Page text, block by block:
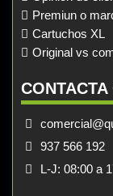
Premiun o
Cartuchos XL
Original vs
937 566 192
L-J: 08:00 a